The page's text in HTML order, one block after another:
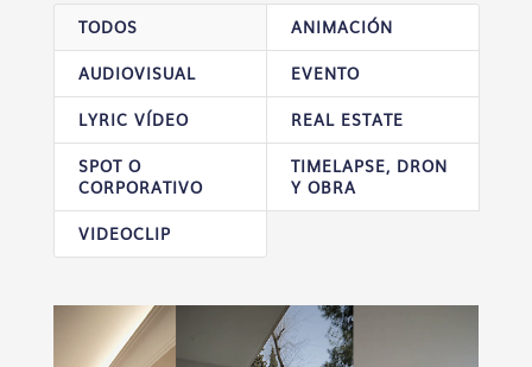
TODOS ANIMACIÓN
AUDIOVISUAL EVENTO
LYRIC VÍDEO REAL ESTATE
SPOT O
CORPORATIVO
TIMELAPSE, DRON
Y OBRA
VIDEOCLIP